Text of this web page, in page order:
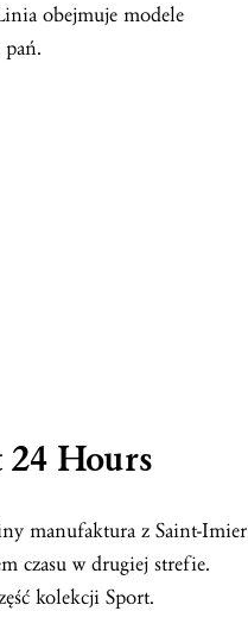
obejmuje modele
Hours
manufaktura z Saint-Imier
czasu w drugiej strefie.
kolekcji Sport.